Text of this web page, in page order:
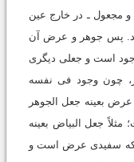
و مجعول ـ در خارج عین
پس جوهر و عرض آن
است و جعلى دیگرى
چون وجود فى نفسه
بعینه جعل الجوهر
جعل البیاض بعینه
سفیدى عرض است و